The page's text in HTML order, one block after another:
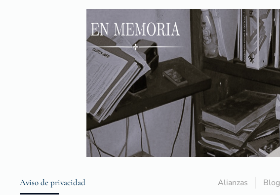
Aviso de privacidad Alianzas Blog